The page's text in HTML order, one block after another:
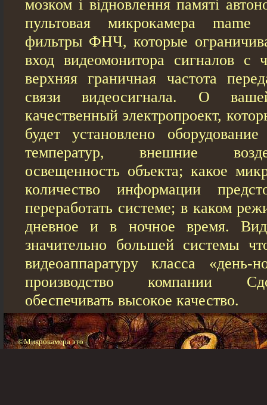
мозком і відновлення памяті
пультовая микрокамера mame
фильтры ФНЧ, которые
вход видеомонитора сигналов с
верхняя граничная частота
связи видеосигнала. О вашей
качественный электропроект,
будет установлено
температур, внешние
освещенность объекта; какое
количество информации
переработать системе; в каком
дневное и в ночное время.
значительно большей системы
видеоаппаратуру класса «день-
производство компании
обеспечивать высокое качество.
©Микрокамера это